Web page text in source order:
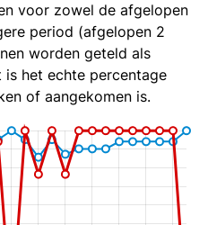
voor zowel de afgelopen
period (afgelopen 2
worden geteld als
het echte percentage
of aangekomen is.